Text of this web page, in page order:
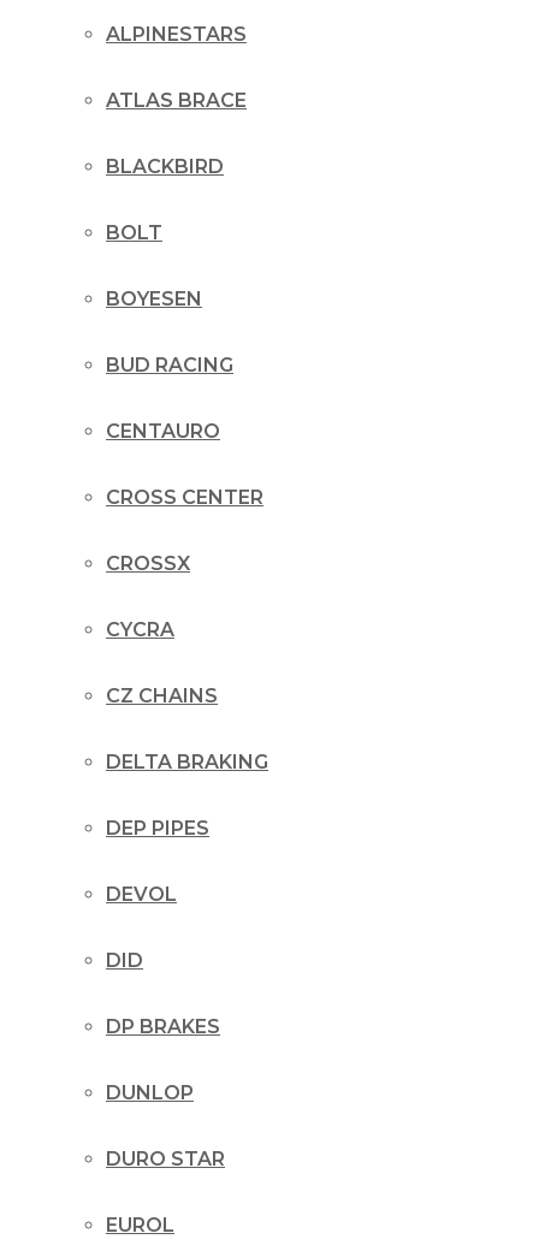
ALPINESTARS
ATLAS BRACE
BLACKBIRD
BOLT
BOYESEN
BUD RACING
CENTAURO
CROSS CENTER
CROSSX
CYCRA
CZ CHAINS
DELTA BRAKING
DEP PIPES
DEVOL
DID
DP BRAKES
DUNLOP
DURO STAR
EUROL